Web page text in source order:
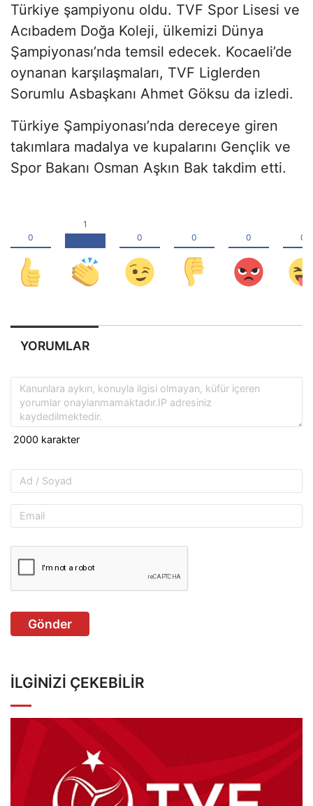
Türkiye şampiyonu oldu. TVF Spor Lisesi ve
Acıbadem Doğa Koleji, ülkemizi Dünya
Şampiyonası’nda temsil edecek. Kocaeli’de
oynanan karşılaşmaları, TVF Liglerden
Sorumlu Asbaşkanı Ahmet Göksu da izledi.
Türkiye Şampiyonası’nda dereceye giren
takımlara madalya ve kupalarını Gençlik ve
Spor Bakanı Osman Aşkın Bak takdim etti.
YORUMLAR
Gönder
İLGINIZI ÇEKEBILIR